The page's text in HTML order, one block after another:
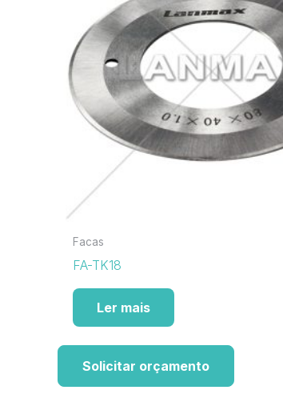
Facas
FA-TK18
Ler mais
Solicitar orçamento